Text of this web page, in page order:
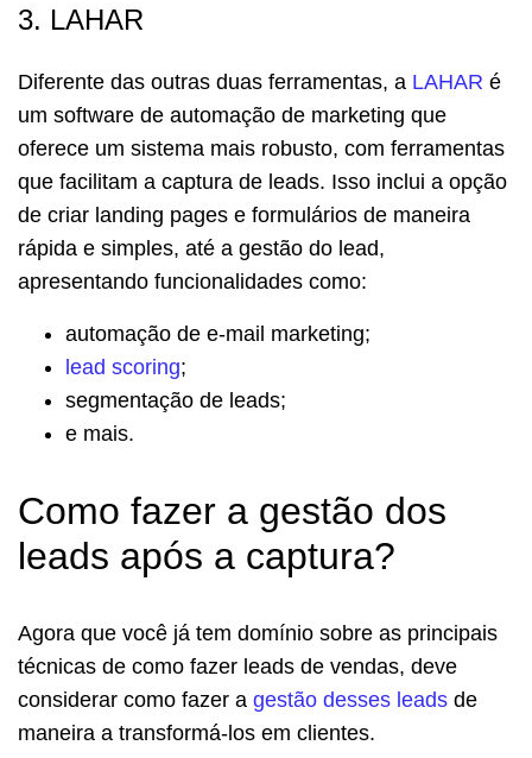
3. LAHAR
Diferente das outras duas ferramentas, a LAHAR é
um software de automação de marketing que
oferece um sistema mais robusto, com ferramentas
que facilitam a captura de leads. Isso inclui a opção
de criar landing pages e formulários de maneira
rápida e simples, até a gestão do lead,
apresentando funcionalidades como:
automação de e-mail marketing;
lead scoring;
segmentação de leads;
e mais.
Como fazer a gestão dos
leads após a captura?
Agora que você já tem domínio sobre as principais
técnicas de como fazer leads de vendas, deve
considerar como fazer a gestão desses leads de
maneira a transformá-los em clientes.